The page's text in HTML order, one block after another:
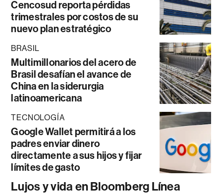
Cencosud reporta pérdidas
trimestrales por costos de su
nuevo plan estratégico
BRASIL
Multimillonarios del acero de
Brasil desafían el avance de
China en la siderurgia
latinoamericana
TECNOLOGÍA
Google Wallet permitirá a los
padres enviar dinero
directamente a sus hijos y fijar
límites de gasto
Lujos y vida en Bloomberg Línea